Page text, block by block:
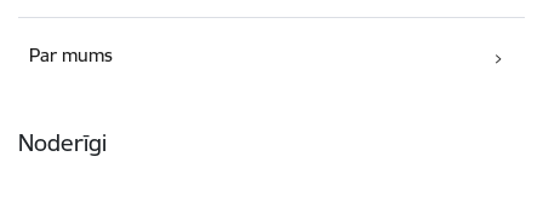
Par mums
Noderīgi